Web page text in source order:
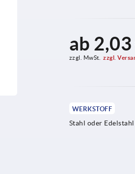
ab 2,03
zzgl. MwSt. zzgl.
WERKSTOFF
Stahl oder Edelstahl